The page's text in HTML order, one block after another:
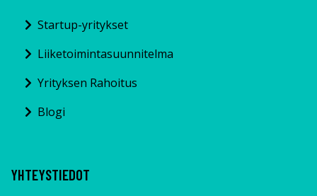
Startup-yritykset
Liiketoimintasuunnitelma
Yrityksen Rahoitus
Blogi
YHTEYSTIEDOT